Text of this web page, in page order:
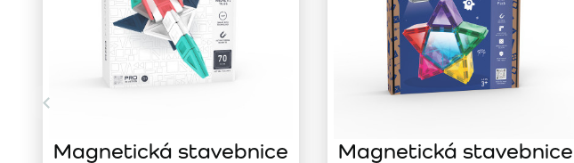
Magnetická stavebnice
Magnetická stavebnice